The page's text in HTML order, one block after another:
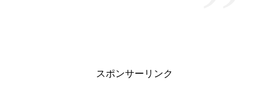
スポンサーリンク